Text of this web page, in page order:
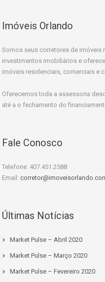
Imóveis Orlando
Somos seus corretores de imóveis
investimentos imobiliários e
imóveis residenciais, comerciais e
Oferecemos toda a assessoria
até a o fechamento do
Fale Conosco
Telefone: 407.451.2588
Email:
Últimas Notícias
Market Pulse – Abril 2020
Market Pulse – Março 2020
Market Pulse – Fevereiro 2020